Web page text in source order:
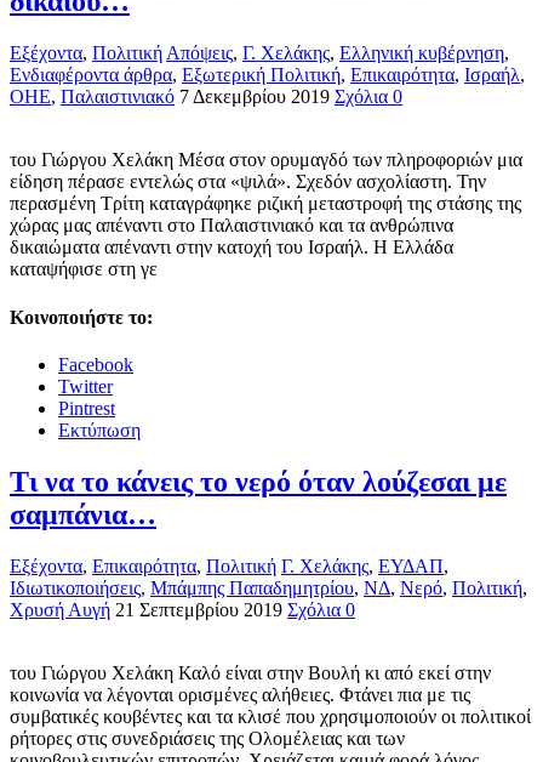
Εξέχοντα, Πολιτική Απόψεις, Γ. Χελάκης, Ελληνική κυβέρνηση,
Ενδιαφέροντα άρθρα, Εξωτερική Πολιτική, Επικαιρότητα, Ισραήλ,
ΟΗΕ, Παλαιστινιακό 7 Δεκεμβρίου 2019 Σχόλια 0
του Γιώργου Χελάκη Μέσα στον ορυμαγδό των πληροφοριών μια
είδηση πέρασε εντελώς στα «ψιλά». Σχεδόν ασχολίαστη. Την
περασμένη Τρίτη καταγράφηκε ριζική μεταστροφή της στάσης της
χώρας μας απέναντι στο Παλαιστινιακό και τα ανθρώπινα
δικαιώματα απέναντι στην κατοχή του Ισραήλ. Η Ελλάδα
καταψήφισε στη γε
Κοινοποιήστε το:
Facebook
Twitter
Pintrest
Εκτύπωση
Τι να το κάνεις το νερό όταν λούζεσαι με
σαμπάνια…
Εξέχοντα, Επικαιρότητα, Πολιτική Γ. Χελάκης, ΕΥΔΑΠ,
Ιδιωτικοποιήσεις, Μπάμπης Παπαδημητρίου, ΝΔ, Νερό, Πολιτική,
Χρυσή Αυγή 21 Σεπτεμβρίου 2019 Σχόλια 0
του Γιώργου Χελάκη Καλό είναι στην Βουλή κι από εκεί στην
κοινωνία να λέγονται ορισμένες αλήθειες. Φτάνει πια με τις
συμβατικές κουβέντες και τα κλισέ που χρησιμοποιούν οι πολιτικοί
ρήτορες στις συνεδριάσεις της Ολομέλειας και των